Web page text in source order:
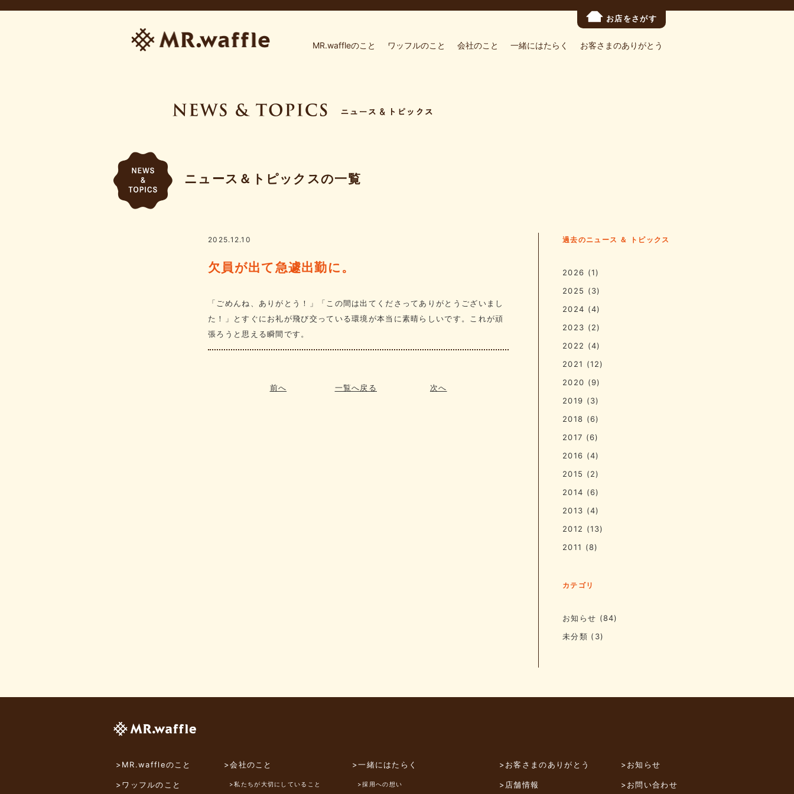
お店をさがす
MR.waffleのこと ワッフルのこと 会社のこと 一緒にはたらく お客さまのありがとう
ニュース＆トピックスの一覧
2025.12.10
欠員が出て急遽出勤に。
「ごめんね、ありがとう！」「この間は出てくださってありがとうございまし
た！」とすぐにお礼が飛び交っている環境が本当に素晴らしいです。これが頑
張ろうと思える瞬間です。
前へ 一覧へ戻る 次へ
過去のニュース ＆ トピックス
2026 (1)
2025 (3)
2024 (4)
2023 (2)
2022 (4)
2021 (12)
2020 (9)
2019 (3)
2018 (6)
2017 (6)
2016 (4)
2015 (2)
2014 (6)
2013 (4)
2012 (13)
2011 (8)
カテゴリ
お知らせ (84)
未分類 (3)
>MR.waffleのこと
>ワッフルのこと
>会社のこと
>私たちが大切にしていること
>一緒にはたらく
>採用への想い
>お客さまのありがとう
>店舗情報
>お知らせ
>お問い合わせ